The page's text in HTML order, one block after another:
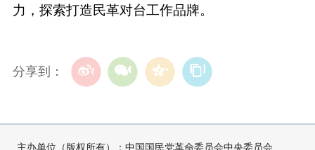
力，探索打造民革对台工作品牌。
分享到：
主办单位（版权所有）：中国国民党革命委员会中央委员会